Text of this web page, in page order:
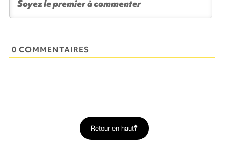
0 COMMENTAIRES
Retour en haut